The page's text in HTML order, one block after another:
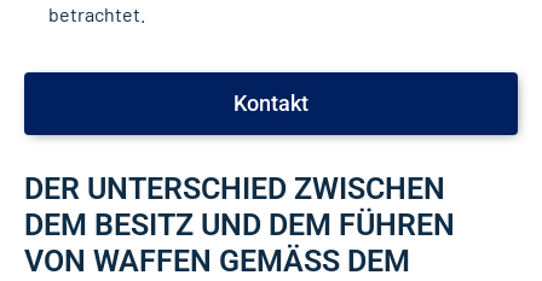
betrachtet.
Kontakt
DER UNTERSCHIED ZWISCHEN
DEM BESITZ UND DEM FÜHREN
VON WAFFEN GEMÄSS DEM W